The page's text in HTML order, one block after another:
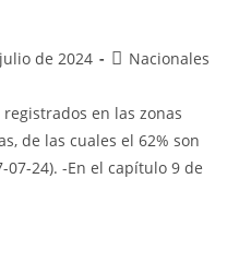
de 2024 Nacionales
en las zonas
de las cuales el 62% son
24). -En el capítulo 9 de